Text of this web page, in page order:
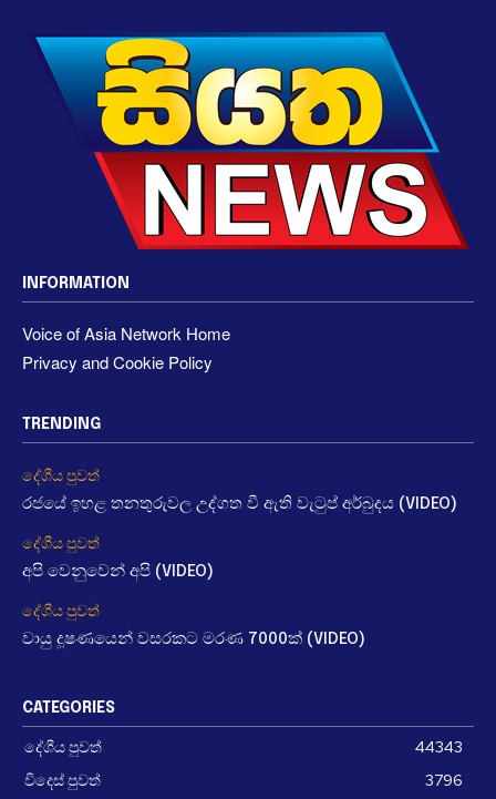
INFORMATION
Voice of Asia Network Home
Privacy and Cookie Policy
TRENDING
දේශීය පුවත්
රජයේ ඉහළ තනතුරුවල උද්ගත වී ඇති වැටුප් අර්බුදය (VIDEO)
දේශීය පුවත්
අපි වෙනුවෙන් අපි (VIDEO)
දේශීය පුවත්
වායු දූෂණයෙන් වසරකට මරණ 7000ක් (VIDEO)
CATEGORIES
දේශීය පුවත්
44343
විදෙස් පුවත්
3796